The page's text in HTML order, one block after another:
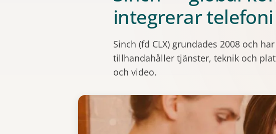
integrerar
Sinch (fd CLX) grundades 2008 och
tillhandahåller tjänster, teknik och
och video.